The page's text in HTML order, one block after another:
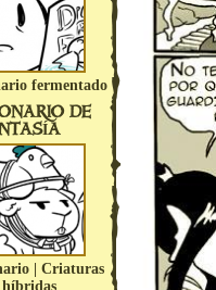
fermentado
DE
| Criaturas
híbridas